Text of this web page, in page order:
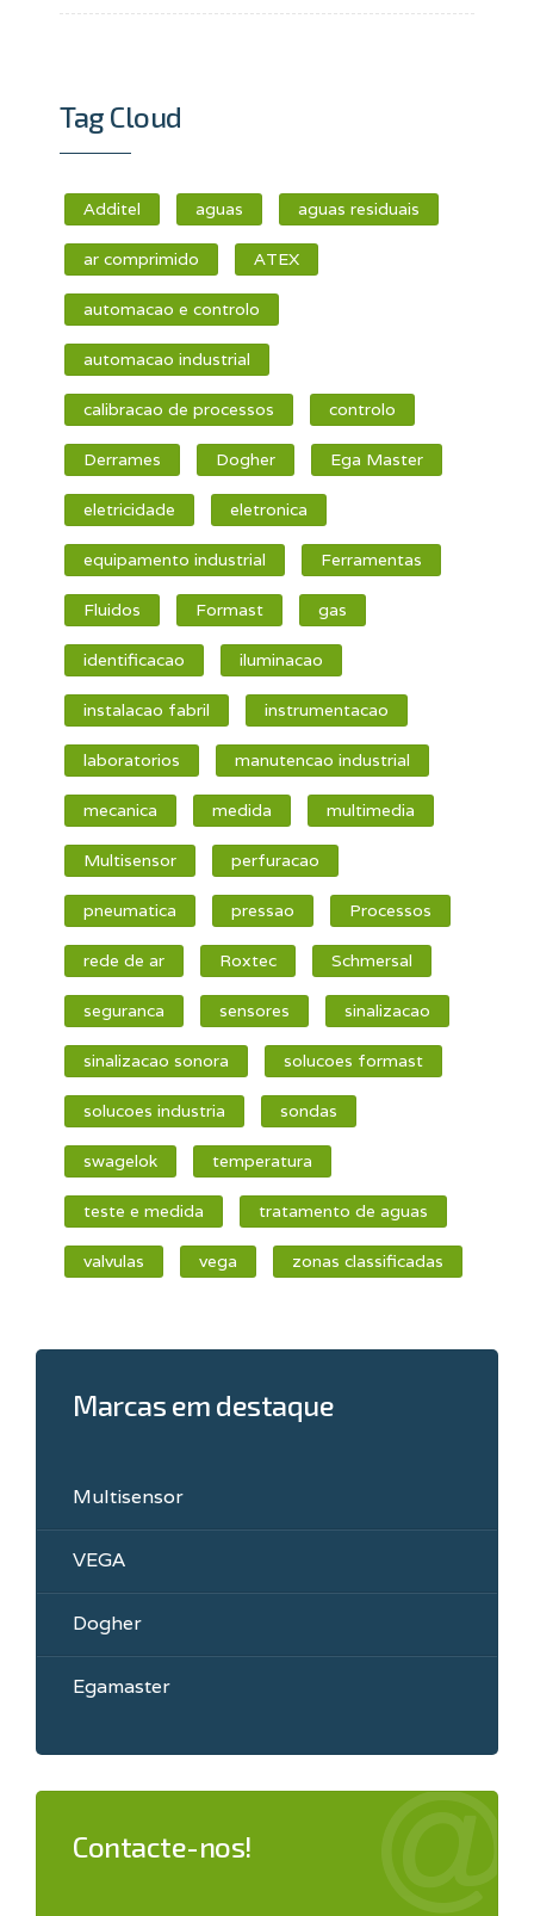
Tag Cloud
Additel aguas aguas residuais
ar comprimido ATEX
automacao e controlo
automacao industrial
calibracao de processos controlo
Derrames Dogher Ega Master
eletricidade eletronica
equipamento industrial Ferramentas
Fluidos Formast gas
identificacao iluminacao
instalacao fabril instrumentacao
laboratorios manutencao industrial
mecanica medida multimedia
Multisensor perfuracao
pneumatica pressao Processos
rede de ar Roxtec Schmersal
seguranca sensores sinalizacao
sinalizacao sonora solucoes formast
solucoes industria sondas
swagelok temperatura
teste e medida tratamento de aguas
valvulas vega zonas classificadas
Marcas em destaque
Multisensor
VEGA
Dogher
Egamaster
Contacte-nos!